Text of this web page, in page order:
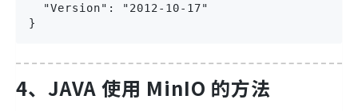
  "Version": "2012-10-17"
}
4、JAVA 使用 MinIO 的方法